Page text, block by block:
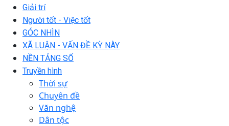
Giải trí
Người tốt - Việc tốt
GÓC NHÌN
XÃ LUẬN - VẤN ĐỀ KỲ NÀY
NỀN TẢNG SỐ
Truyền hình
Thời sự
Chuyên đề
Văn nghệ
Dân tộc